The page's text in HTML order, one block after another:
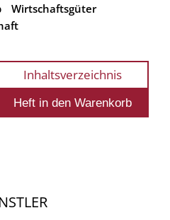
Wirtschaftsgüter
Inhaltsverzeichnis